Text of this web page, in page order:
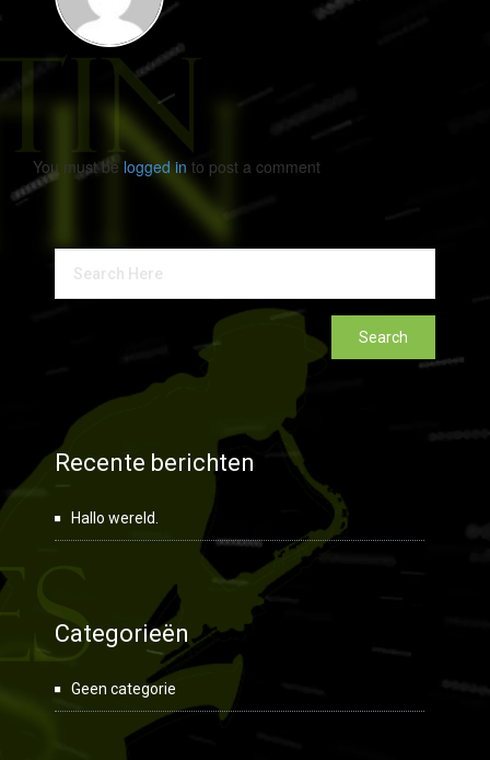
You must be logged in to post a comment
Recente berichten
Hallo wereld.
Categorieën
Geen categorie